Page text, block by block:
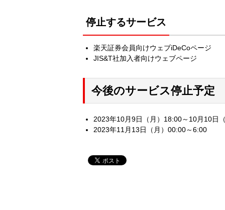
停止するサービス
楽天証券会員向けウェブiDeCoページ
JIS&T社加入者向けウェブページ
今後のサービス停止予定
2023年10月9日（月）18:00～10月10日
2023年11月13日（月）00:00～6:00